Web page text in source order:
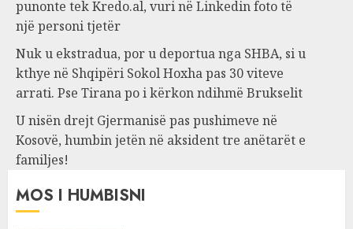
punonte tek Kredo.al, vuri në Linkedin foto të
një personi tjetër
Nuk u ekstradua, por u deportua nga SHBA, si u
kthye në Shqipëri Sokol Hoxha pas 30 viteve
arrati. Pse Tirana po i kërkon ndihmë Brukselit
U nisën drejt Gjermanisë pas pushimeve në
Kosovë, humbin jetën në aksident tre anëtarët e
familjes!
MOS I HUMBISNI